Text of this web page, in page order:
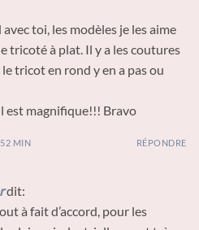
avec toi, les modèles je les aime
tricoté à plat. Il y a les coutures
le tricot en rond y en a pas ou
est magnifique!!! Bravo
MIN RÉPONDRE
dit:
à fait d’accord, pour les